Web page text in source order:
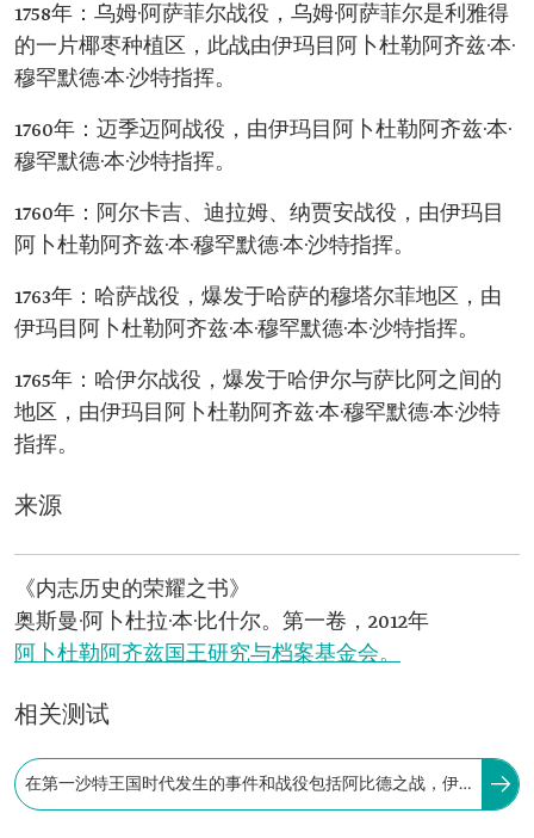
1758年：乌姆·阿萨菲尔战役，乌姆·阿萨菲尔是利雅得
的一片椰枣种植区，此战由伊玛目阿卜杜勒阿齐兹·本·
穆罕默德·本·沙特指挥。
1760年：迈季迈阿战役，由伊玛目阿卜杜勒阿齐兹·本·
穆罕默德·本·沙特指挥。
1760年：阿尔卡吉、迪拉姆、纳贾安战役，由伊玛目
阿卜杜勒阿齐兹·本·穆罕默德·本·沙特指挥。
1763年：哈萨战役，爆发于哈萨的穆塔尔菲地区，由
伊玛目阿卜杜勒阿齐兹·本·穆罕默德·本·沙特指挥。
1765年：哈伊尔战役，爆发于哈伊尔与萨比阿之间的
地区，由伊玛目阿卜杜勒阿齐兹·本·穆罕默德·本·沙特
指挥。
来源
《内志历史的荣耀之书》
奥斯曼·阿卜杜拉·本·比什尔。第一卷，2012年
阿卜杜勒阿齐兹国王研究与档案基金会。
相关测试
在第一沙特王国时代发生的事件和战役包括阿比德之战，伊